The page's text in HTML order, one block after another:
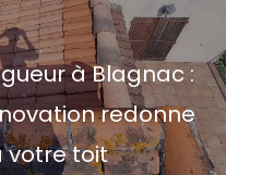
à Blagnac :
redonne
votre toit